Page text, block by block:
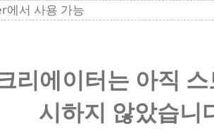
에서 사용 가능
리에이터는 아직
시하지 않았습니